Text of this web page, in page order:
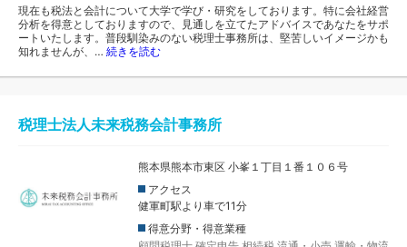
現在も税法と会計について大学で学び・研究をしております。特に会社経営
分析を得意としておりますので、見通しを立てたアドバイスであなたをサポ
ートいたします。普段馴染みのない税理士事務所は、堅苦しいイメージかも
知れませんが、… 続きを読む
税理士法人未来税務会計事務所
熊本県熊本市東区 小峯１丁目１番１０６号
アクセス
健軍町駅より車で11分
得意分野・得意業種